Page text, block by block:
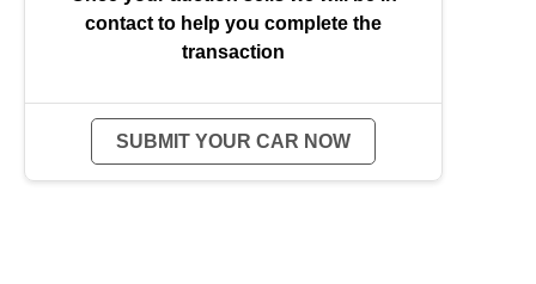
contact to help you complete the
transaction
SUBMIT YOUR CAR NOW